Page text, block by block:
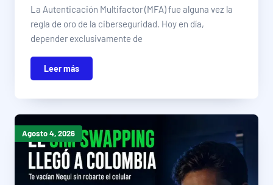
La Autenticación Multifactor (MFA) fue alguna vez la
regla de oro de la ciberseguridad. Hoy en día,
depender exclusivamente de
Leer más
Agosto 4, 2026